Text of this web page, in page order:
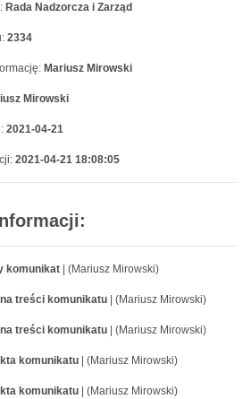
Rada Nadzorcza i Zarząd
2334
Mariusz Mirowski
Mirowski
2021-04-21
2021-04-21 18:08:05
komunikat | (Mariusz Mirowski)
treści komunikatu | (Mariusz Mirowski)
treści komunikatu | (Mariusz Mirowski)
komunikatu | (Mariusz Mirowski)
komunikatu | (Mariusz Mirowski)